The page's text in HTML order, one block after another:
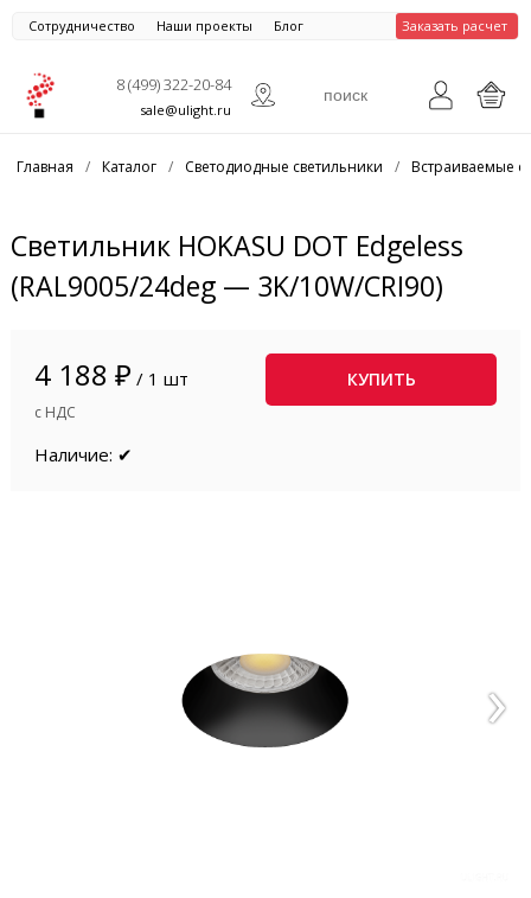
Сотрудничество Наши проекты Блог Заказать расчет
8 (499) 322-20-84
sale@ulight.ru
Главная / Каталог / Светодиодные светильники / Встраиваемые
Светильник HOKASU DOT Edgeless
(RAL9005/24deg — 3K/10W/CRI90)
4 188 ₽ / 1 шт
с НДС
КУПИТЬ
Наличие: ✔